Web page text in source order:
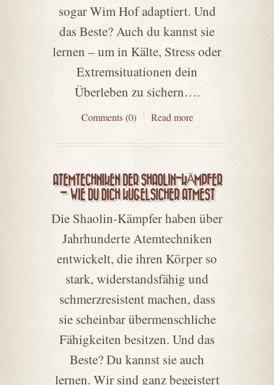
sogar Wim Hof adaptiert. Und
das Beste? Auch du kannst sie
lernen – um in Kälte, Stress oder
Extremsituationen dein
Überleben zu sichern….
Comments (0) Read more
ATEMTECHNIKEN DER SHAOLIN-KÄMPFER
– WIE DU DICH KUGELSICHER ATMEST
Die Shaolin-Kämpfer haben über
Jahrhunderte Atemtechniken
entwickelt, die ihren Körper so
stark, widerstandsfähig und
schmerzresistent machen, dass
sie scheinbar übermenschliche
Fähigkeiten besitzen. Und das
Beste? Du kannst sie auch
lernen. Wir sind ganz begeistert